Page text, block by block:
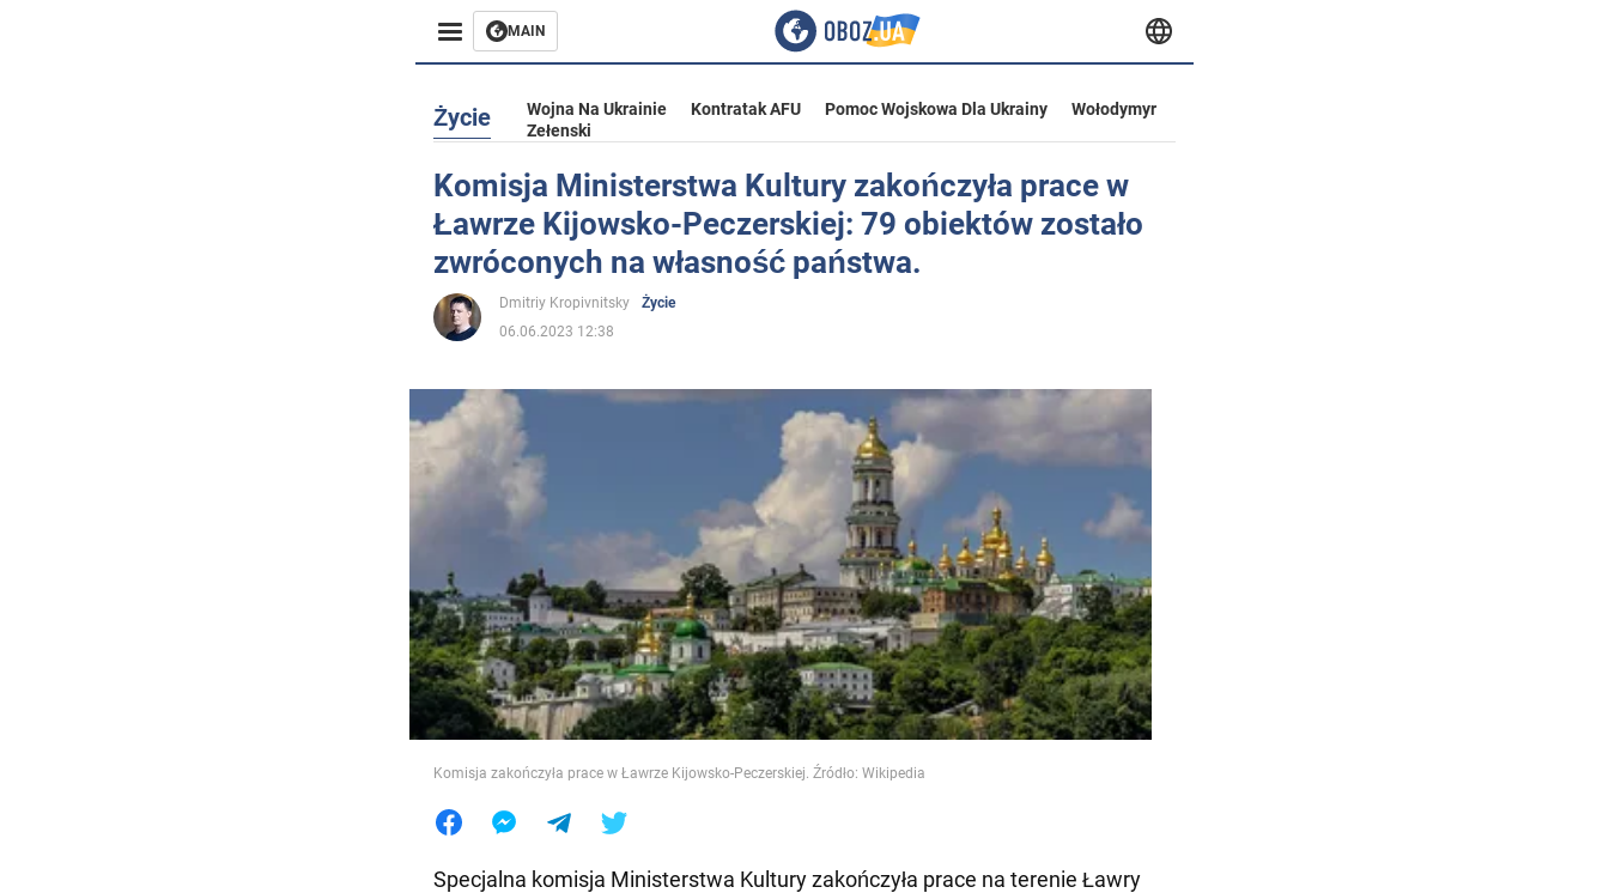
MAIN
Rozrywka
Życie
Polityka
Społeczeństwo
Wojna na Ukrainie
Świat
Jedzenie
Życie Wojna Na Ukrainie Kontratak AFU Pomoc Wojskowa Dla Ukrainy
Wołodymyr
Zełenski
Komisja Ministerstwa Kultury zakończyła prace w
Ławrze Kijowsko-Peczerskiej: 79 obiektów zostało
zwróconych na własność państwa.
Dmitriy Kropivnitsky
Życie
06.06.2023 12:38
Komisja zakończyła prace w Ławrze Kijowsko-Peczerskiej. Źródło: Wikipedia
Specjalna komisja Ministerstwa Kultury zakończyła prace na terenie Ławry